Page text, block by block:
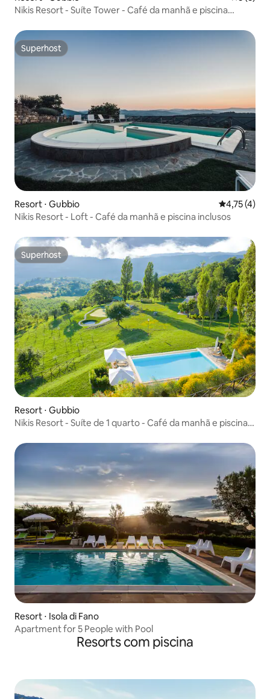
Nikis Resort - Suíte Tower - Café da manhã e piscina
Superhost
Superhost
Resort ⋅ Gubbio 4,75 de
4,75 (4)
Nikis Resort - Loft - Café da manhã e piscina inclusos
Superhost
Superhost
Resort ⋅ Gubbio
Nikis Resort - Suíte de 1 quarto - Café da manhã e piscina
Resort ⋅ Isola di Fano
Apartment for 5 People with Pool
Resorts com piscina